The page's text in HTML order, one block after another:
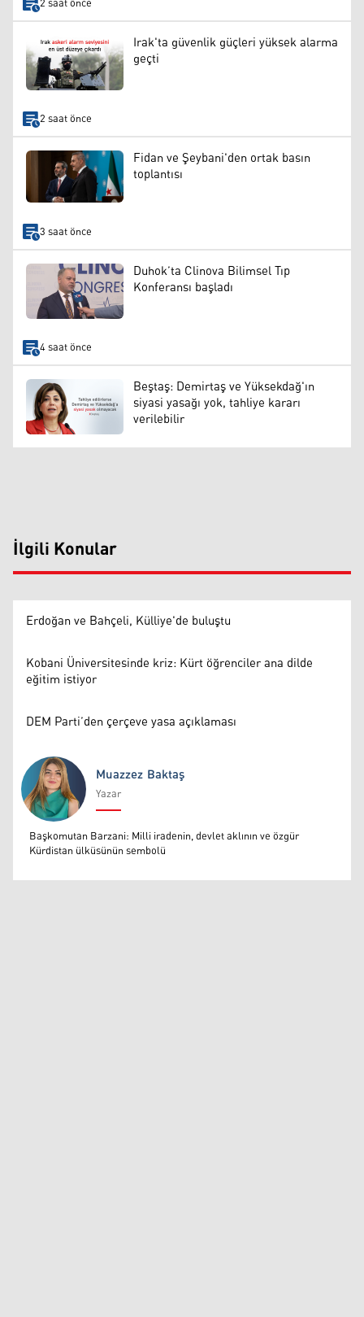
Irak'ta güvenlik güçleri yüksek alarma
geçti
2 saat önce
Fidan ve Şeybani'den ortak basın
toplantısı
3 saat önce
Duhok’ta Clinova Bilimsel Tıp
Konferansı başladı
4 saat önce
Beştaş: Demirtaş ve Yüksekdağ'ın
siyasi yasağı yok, tahliye kararı
verilebilir
İlgili Konular
Erdoğan ve Bahçeli, Külliye'de buluştu
Kobani Üniversitesinde kriz: Kürt öğrenciler ana dilde
eğitim istiyor
DEM Parti’den çerçeve yasa açıklaması
Muazzez Baktaş
Muazzez Baktaş
Yazar
Başkomutan Barzani: Milli iradenin, devlet aklının ve özgür
Kürdistan ülküsünün sembolü